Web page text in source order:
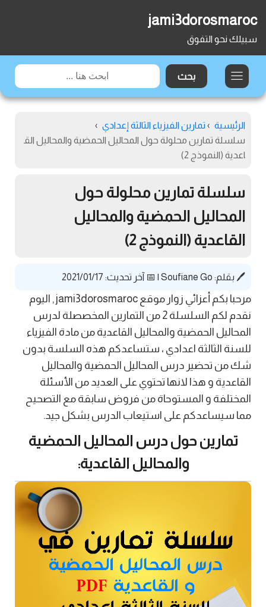
jami3dorosmaroc
سبيلك نحو التفوق
الرئيسية › تمارين الفيزياء الثالثة إعدادي ›
سلسلة تمارين محلولة حول المحاليل الحمضية والمحاليل الق
اعدية (النموذج 2)
سلسلة تمارين محلولة حول
المحاليل الحمضية والمحاليل
القاعدية (النموذج 2)
🖊️ بقلم: Soufiane Go
| 📅 آخر تحديث: 2021/01/17
مرحبا بكم أعزائي زوار موقع jami3dorosmaroc , اليوم
نقدم لكم السلسلة 2 من التمارين المخصصلة لدرس
المحاليل الحمضية والمحاليل القاعدية من مادة الفيزياء
للسنة الثالثة اعدادي ، ستساعدكم هذه السلسة بدون
شك من تحضير درس المحاليل الحمضية والمحاليل
القاعدية و هذا لانها تحتوي على العديد من الأسئلة
المختلفة و المستوحاة من فروض سابقة مع التصحيح
مما سيساعدكم على استيعاب الدرس بشكل جيد.
تمارين حول درس المحاليل الحمضية
والمحاليل القاعدية: